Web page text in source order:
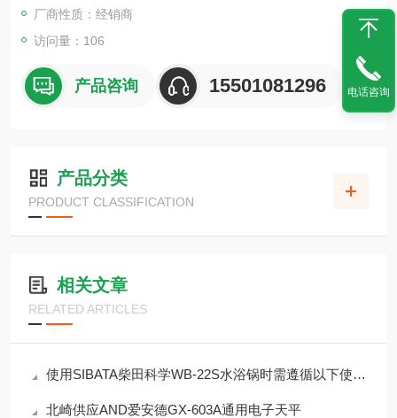
厂商性质：经销商
访问量：106
产品咨询 15501081296
产品分类
PRODUCT CLASSIFICATION
相关文章
RELATED ARTICLES
使用SIBATA柴田科学WB-22S水浴锅时需遵循以下使用要求
北崎供应AND爱安德GX-603A通用电子天平
电话咨询